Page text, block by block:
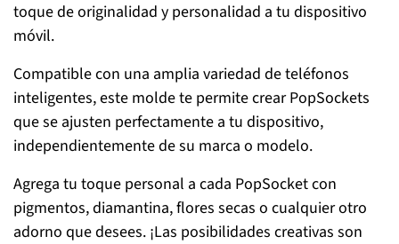
toque de originalidad y personalidad a tu dispositivo
móvil.
Compatible con una amplia variedad de teléfonos
inteligentes, este molde te permite crear PopSockets
que se ajusten perfectamente a tu dispositivo,
independientemente de su marca o modelo.
Agrega tu toque personal a cada PopSocket con
pigmentos, diamantina, flores secas o cualquier otro
adorno que desees. ¡Las posibilidades creativas son